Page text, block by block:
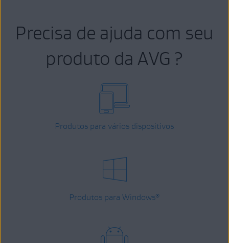
Precisa de ajuda com seu
produto da AVG ?
Produtos para vários dispositivos
Produtos para Windows®